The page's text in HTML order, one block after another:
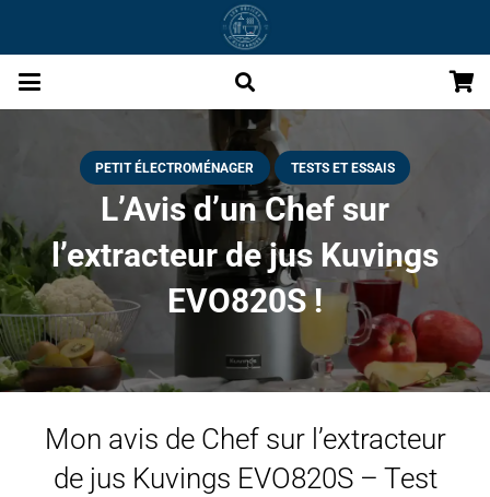
PETIT ÉLECTROMÉNAGER TESTS ET ESSAIS
L’Avis d’un Chef sur
l’extracteur de jus Kuvings
EVO820S !
Mon avis de Chef sur l’extracteur
de jus Kuvings EVO820S – Test